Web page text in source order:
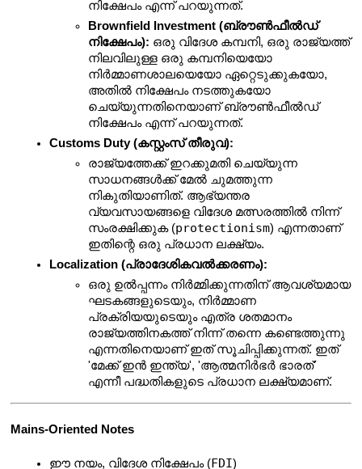
നിക്ഷേപം എന്ന് പറയുന്നത്.
Brownfield Investment (ബ്രൗൺഫീൽഡ്
നിക്ഷേപം): ഒരു വിദേശ കമ്പനി, ഒരു രാജ്യത്ത്
നിലവിലുള്ള ഒരു കമ്പനിയെയോ
നിർമ്മാണശാലയെയോ ഏറ്റെടുക്കുകയോ,
അതിൽ നിക്ഷേപം നടത്തുകയോ
ചെയ്യുന്നതിനെയാണ് ബ്രൗൺഫീൽഡ്
നിക്ഷേപം എന്ന് പറയുന്നത്.
Customs Duty (കസ്റ്റംസ് തീരുവ):
രാജ്യത്തേക്ക് ഇറക്കുമതി ചെയ്യുന്ന
സാധനങ്ങൾക്ക് മേൽ ചുമത്തുന്ന
നികുതിയാണിത്. ആഭ്യന്തര
വ്യവസായങ്ങളെ വിദേശ മത്സരത്തിൽ നിന്ന്
സംരക്ഷിക്കുക (protectionism) എന്നതാണ്
ഇതിന്റെ ഒരു പ്രധാന ലക്ഷ്യം.
Localization (പ്രാദേശികവൽക്കരണം):
ഒരു ഉൽപ്പന്നം നിർമ്മിക്കുന്നതിന് ആവശ്യമായ
ഘടകങ്ങളുടെയും, നിർമ്മാണ
പ്രക്രിയയുടെയും എത്ര ശതമാനം
രാജ്യത്തിനകത്ത് നിന്ന് തന്നെ കണ്ടെത്തുന്നു
എന്നതിനെയാണ് ഇത് സൂചിപ്പിക്കുന്നത്. ഇത്
'മേക്ക് ഇൻ ഇന്ത്യ', 'ആത്മനിർഭർ ഭാരത്'
എന്നീ പദ്ധതികളുടെ പ്രധാന ലക്ഷ്യമാണ്.
Mains-Oriented Notes
ഈ നയം, വിദേശ നിക്ഷേപം (FDI)